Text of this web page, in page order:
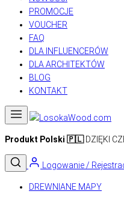
PROMOCJE
VOUCHER
FAQ
DLA INFLUENCERÓW
DLA ARCHITEKTÓW
BLOG
KONTAKT
Produkt Polski 🇵🇱 DZIĘKI
Logowanie /
DREWNIANE MAPY